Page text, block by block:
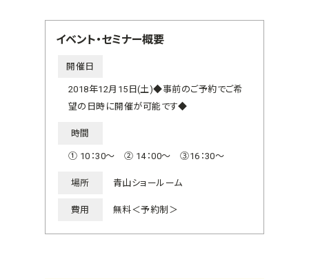
イベント・セミナー概要
開催日
2018年12月15日(土)◆事前のご予約でご希
望の日時に開催が可能です◆
時間
① 10：30～ ② 14：00～ ③16：30～
場所 青山ショールーム
費用 無料＜予約制＞